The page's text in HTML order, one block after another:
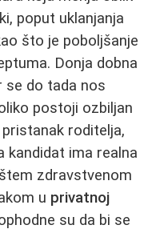
poput uklanjanja
što je poboljšanje
Donja dobna
se do tada nos
postoji ozbiljan
roditelja,
kandidat ima realna
zdravstvenom
u privatnoj
su da bi se